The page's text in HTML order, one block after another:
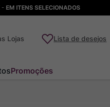
- EM ITENS SELECIONADOS
Lojas Lista de desejos
Promoções